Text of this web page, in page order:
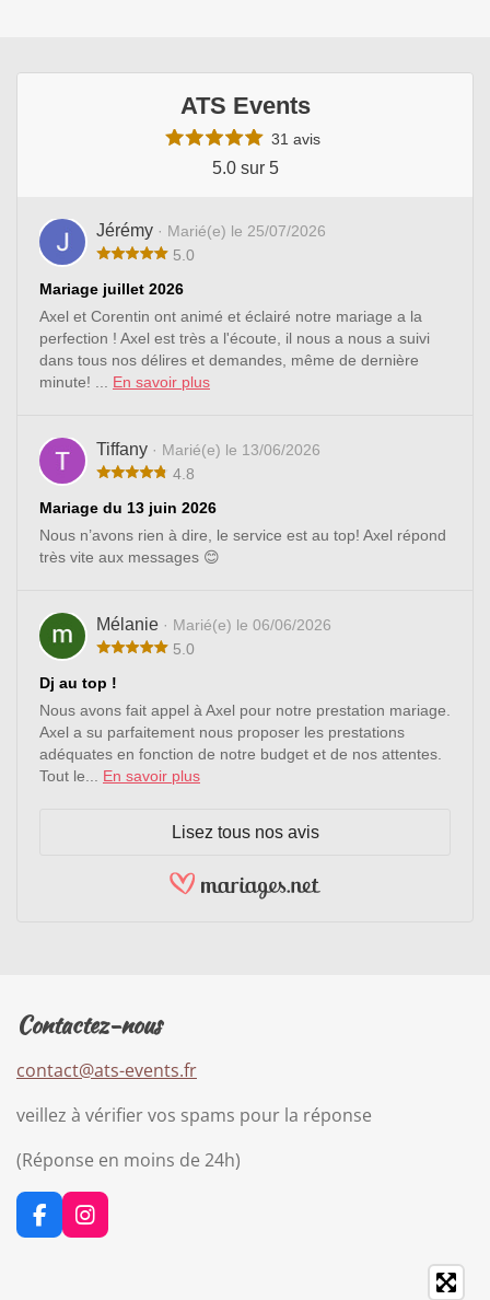
ATS Events
31 avis
5.0 sur 5
Jérémy · Marié(e) le 25/07/2026
5.0
Mariage juillet 2026
Axel et Corentin ont animé et éclairé notre mariage a la
perfection ! Axel est très a l'écoute, il nous a nous a suivi
dans tous nos délires et demandes, même de dernière
minute! ... En savoir plus
Tiffany · Marié(e) le 13/06/2026
4.8
Mariage du 13 juin 2026
Nous n’avons rien à dire, le service est au top! Axel répond
très vite aux messages 😊
Mélanie · Marié(e) le 06/06/2026
5.0
Dj au top !
Nous avons fait appel à Axel pour notre prestation mariage.
Axel a su parfaitement nous proposer les prestations
adéquates en fonction de notre budget et de nos attentes.
Tout le... En savoir plus
Lisez tous nos avis
Contactez-nous
contact@ats-events.fr
veillez à vérifier vos spams pour la réponse
(Réponse en moins de 24h)
F
a
I
n